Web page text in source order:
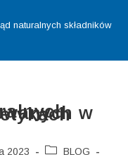
naturalnych składników
greckich kosmetykach
2023
BLOG